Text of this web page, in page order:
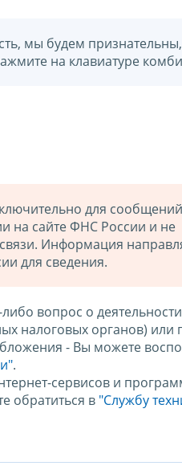
мы будем
на клавиатуре
для
на сайте ФНС России и не
Информация
для сведения.
вопрос о
налоговых органов) или
- Вы можете
.
сервисов и
обратиться в "Службу